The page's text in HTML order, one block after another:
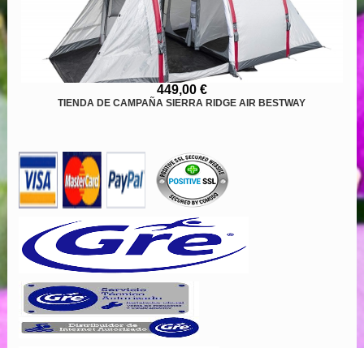
449,00 €
TIENDA DE CAMPAÑA SIERRA RIDGE AIR BESTWAY